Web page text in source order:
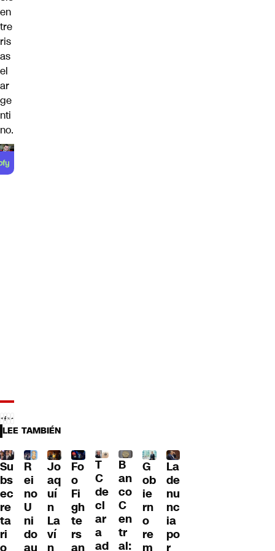
en
tre
ris
as
el
ar
ge
nti
no.
LEE TAMBIÉN
Su
bs
ec
re
ta
ri
o
R
ei
no
U
ni
do
au
Jo
aq
uí
n
La
ví
n
Fo
o
Fi
gh
te
rs
an
T
C
de
cl
ar
a
ad
B
an
co
C
en
tr
al:
G
ob
ie
rn
o
re
m
La
de
nu
nc
ia
po
r